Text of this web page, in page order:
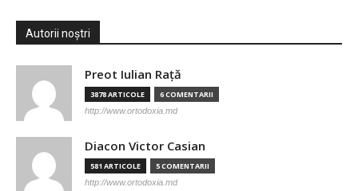
Autorii noștri
Preot Iulian Raţă
3878 ARTICOLE 6 COMENTARII
http://www.ortodoxia.md
Diacon Victor Casian
581 ARTICOLE 5 COMENTARII
http://www.ortodoxia.md